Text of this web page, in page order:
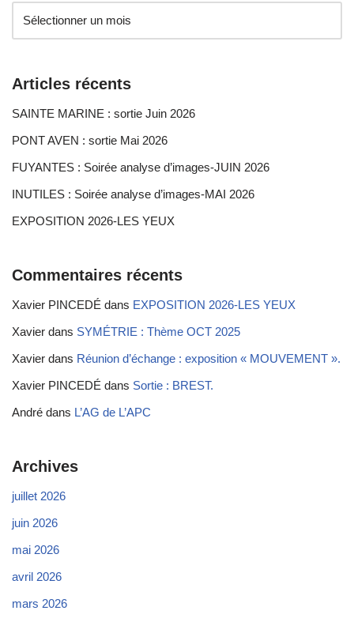
Articles récents
SAINTE MARINE : sortie Juin 2026
PONT AVEN : sortie Mai 2026
FUYANTES : Soirée analyse d’images-JUIN 2026
INUTILES : Soirée analyse d’images-MAI 2026
EXPOSITION 2026-LES YEUX
Commentaires récents
Xavier PINCEDÉ dans EXPOSITION 2026-LES YEUX
Xavier dans SYMÉTRIE : Thème OCT 2025
Xavier dans Réunion d’échange : exposition « MOUVEMENT ».
Xavier PINCEDÉ dans Sortie : BREST.
André dans L’AG de L’APC
Archives
juillet 2026
juin 2026
mai 2026
avril 2026
mars 2026